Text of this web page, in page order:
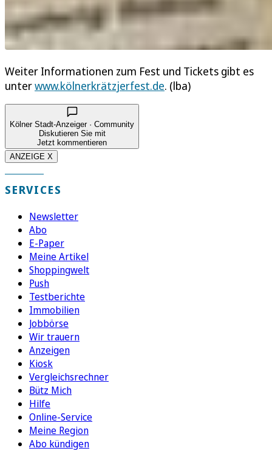
Weiter Informationen zum Fest und Tickets gibt es
unterwww.kölnerkrätzjerfest.de. (lba)
Kölner Stadt-Anzeiger · Community
Diskutieren Sie mit
Jetzt kommentieren
ANZEIGE X
SERVICES
Newsletter
Abo
E-Paper
Meine Artikel
Shoppingwelt
Push
Testberichte
Immobilien
Jobbörse
Wir trauern
Anzeigen
Kiosk
Vergleichsrechner
Bütz Mich
Hilfe
Online-Service
Meine Region
Abo kündigen